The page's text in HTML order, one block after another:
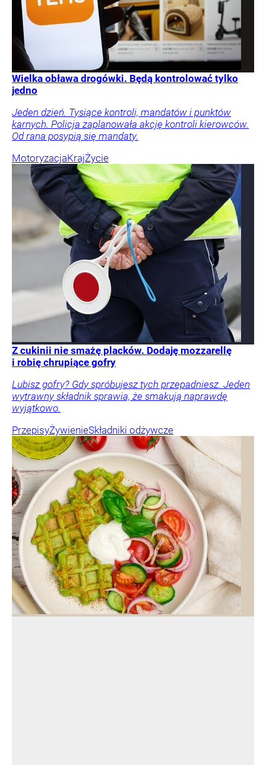
Wielka obława drogówki. Będą kontrolować tylko
jedno
Jeden dzień. Tysiące kontroli, mandatów i punktów
karnych. Policja zaplanowała akcję kontroli kierowców.
Od rana posypią się mandaty.
MotoryzacjaKrajŻycie
Z cukinii nie smażę placków. Dodaję mozzarellę
i robię chrupiące gofry
Lubisz gofry? Gdy spróbujesz tych przepadniesz. Jeden
wytrawny składnik sprawia, że smakują naprawdę
wyjątkowo.
PrzepisyŻywienieSkładniki odżywcze